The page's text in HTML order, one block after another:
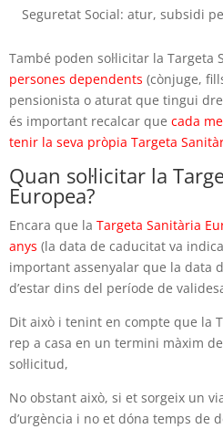
Seguretat Social: atur, subsidi
També poden sol·licitar la Targeta
persones dependents (cònjuge,
pensionista o aturat que tingui
és important recalcar que cada
tenir la seva pròpia Targeta
Quan sol·licitar la
Europea?
Encara que la Targeta Sanitària
anys (la data de caducitat va
important assenyalar que la data
d’estar dins del període de
Dit això i tenint en compte que la
rep a casa en un termini màxim
sol·licitud,
No obstant això, si et sorgeix un
d’urgència i no et dóna temps de